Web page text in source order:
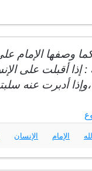
كما وصفها الإمام
إذا أقبلت على
أدبرت عنه
الإمام الإنسان